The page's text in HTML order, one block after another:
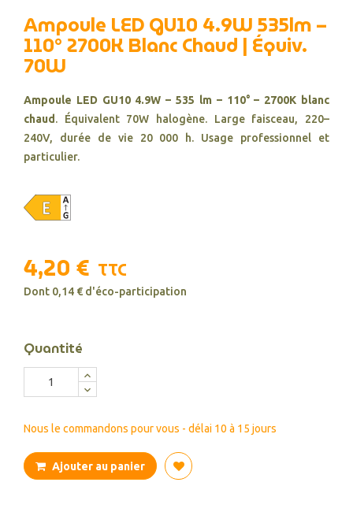
Ampoule LED GU10 4.9W 535lm –
110° 2700K Blanc Chaud | Équiv.
70W
Ampoule LED GU10 4.9W – 535 lm – 110° – 2700K blanc
chaud . Équivalent 70W halogène. Large faisceau, 220–
240V, durée de vie 20 000 h. Usage professionnel et
particulier.
4,20 € TTC
Dont 0,14 € d'éco-participation
Quantité
Nous le commandons pour vous - délai 10 à 15 jours
Ajouter au panier